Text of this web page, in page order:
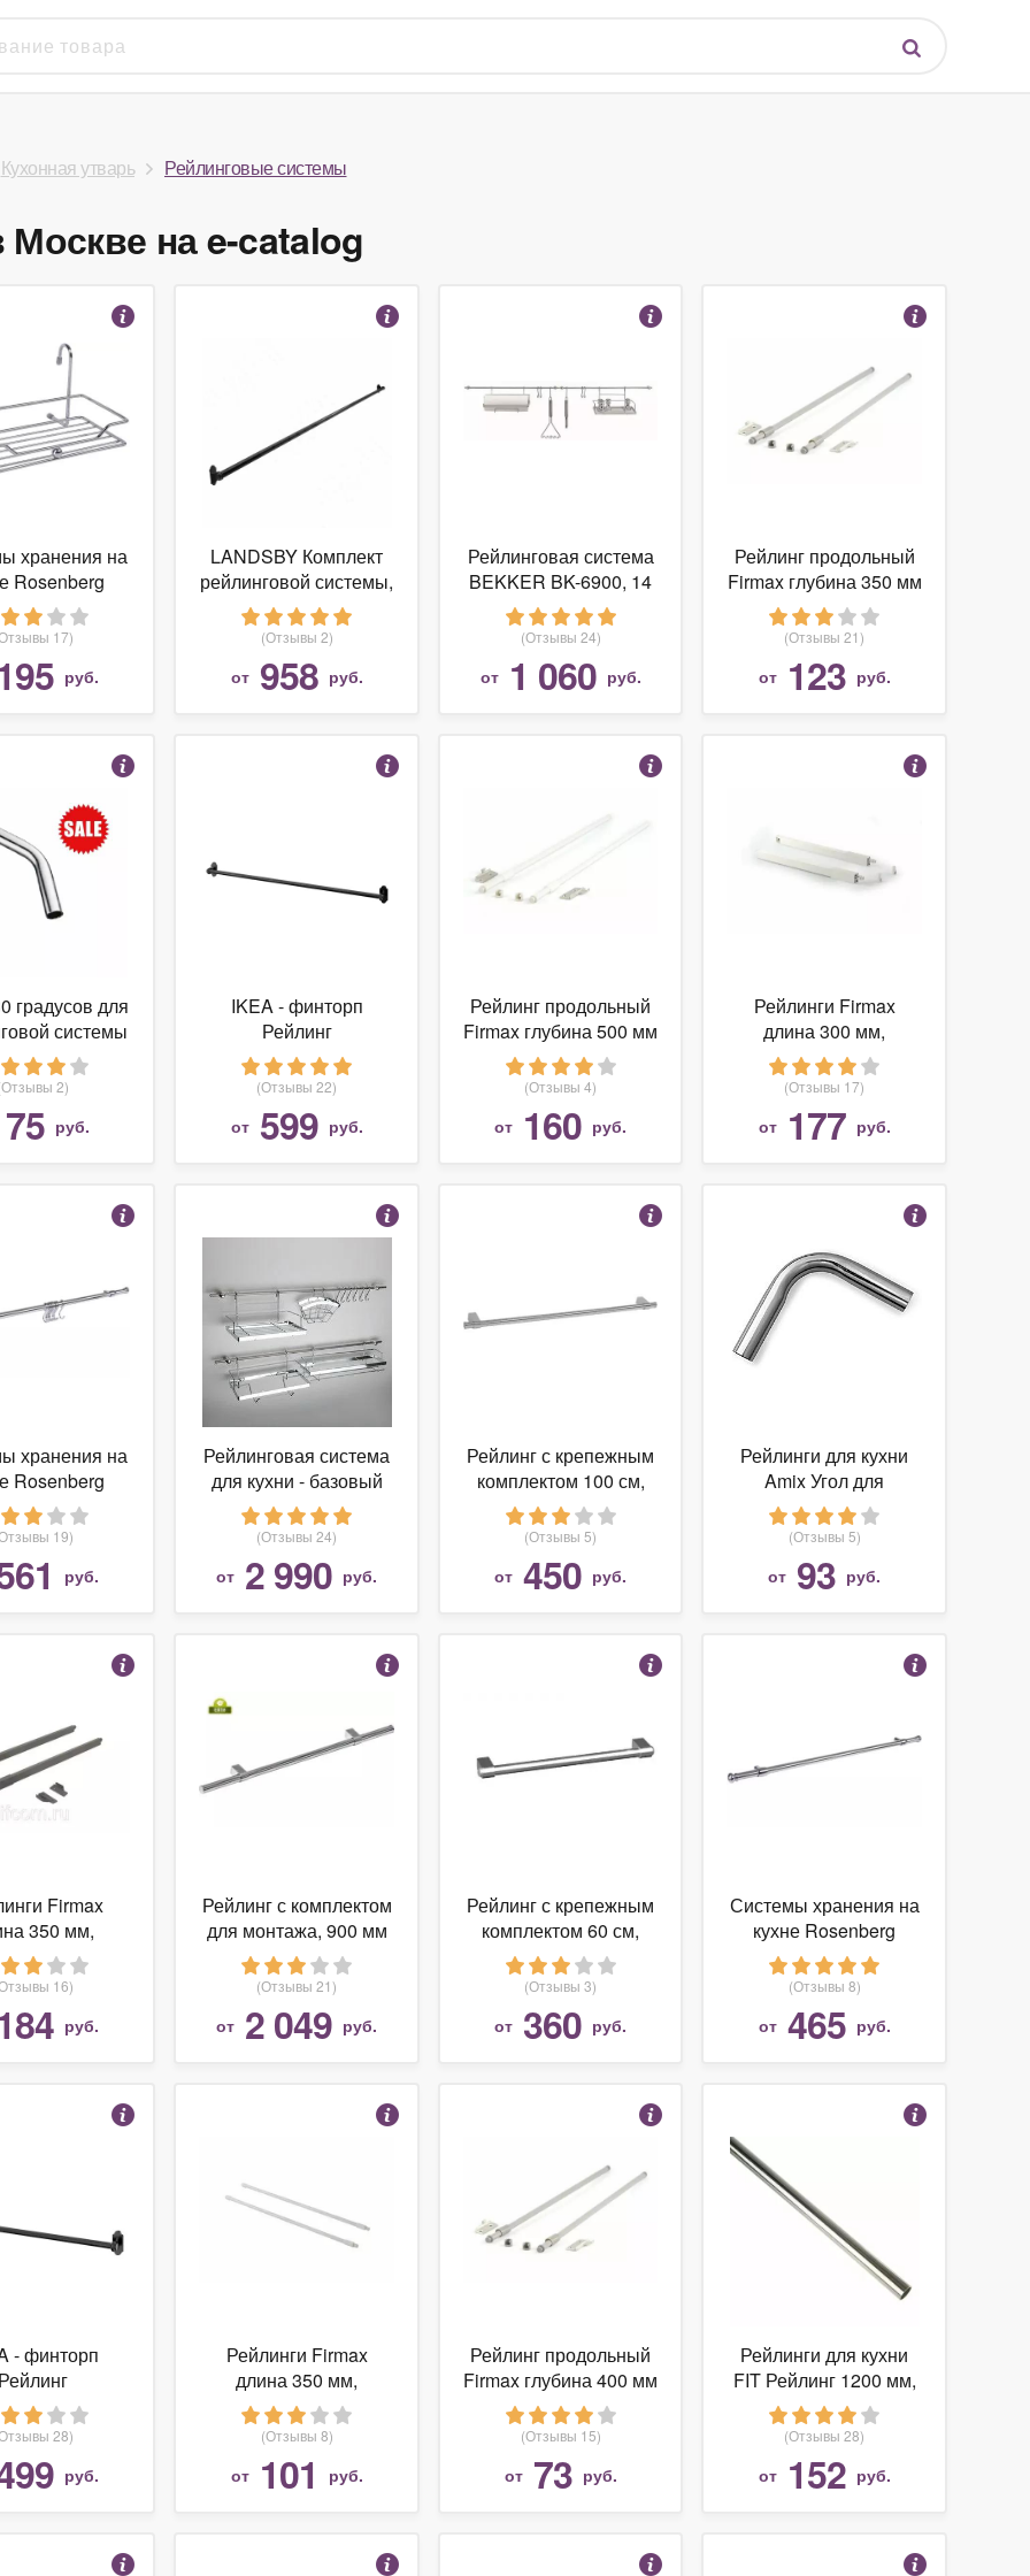
Кухонная утварь Рейлинговые системы
на e-catalog
хранения на
Rosenberg
рейлинг (шт)
17)
руб.
LANDSBY Комплект
рейлинговой системы,
L-900 мм, черный
(LNB90B01)
(Отзывы 2)
от 958 руб.
Рейлинговая система
BEKKER BK-6900, 14
предметов
(Отзывы 24)
от 1 060 руб.
Рейлинг продольный
Firmax глубина 350 мм
серый, (2 рейлинга + 2
крепления)
(Отзывы 21)
от 123 руб.
градусов для
системы
16, хром
2)
75 руб.
IKEA - финторп
Рейлинг
(Отзывы 22)
от 599 руб.
Рейлинг продольный
Firmax глубина 500 мм
белый, (2 рейлинга + 2
крепления)
(Отзывы 4)
от 160 руб.
Рейлинги Firmax
длина 300 мм,
квадратные верхние
для ящика Newline,
белые
(Отзывы 17)
от 177 руб.
хранения на
Rosenberg
в сборе,
крючков (шт)
19)
руб.
Рейлинговая система
для кухни - базовый
набор, 16 предметов
(Отзывы 24)
от 2 990 руб.
Рейлинг с крепежным
комплектом 100 см,
хром
(Отзывы 5)
от 450 руб.
Рейлинги для кухни
Amix Угол для
рейлинга 90 градусов
хром
(Отзывы 5)
от 93 руб.
Firmax
350 мм,
верхние
Slimline,
антрацит
16)
руб.
Рейлинг с комплектом
для монтажа, 900 мм
(Отзывы 21)
от 2 049 руб.
Рейлинг с крепежным
комплектом 60 см,
хром
(Отзывы 3)
от 360 руб.
Системы хранения на
кухне Rosenberg
Рейлинг в сборе,
800мм. (шт)
(Отзывы 8)
от 465 руб.
- финторп
Рейлинг
28)
руб.
Рейлинги Firmax
длина 350 мм,
круглые верхние для
ящика Newline, белые
(Отзывы 8)
от 101 руб.
Рейлинг продольный
Firmax глубина 400 мм
серый, (2 рейлинга + 2
крепления) (1 ком.)
(Отзывы 15)
от 73 руб.
Рейлинги для кухни
FIT Рейлинг 1200 мм,
хром
(Отзывы 28)
от 152 руб.